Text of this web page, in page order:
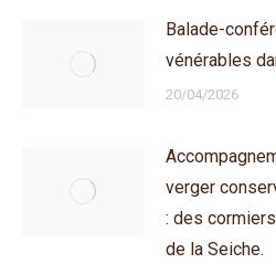
Balade-
vénérables
20/04/2026
verger
: des
de la Seiche.